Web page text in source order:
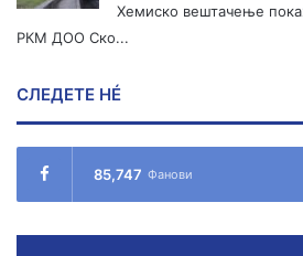
Хемиско вештачење
РКМ ДОО Ско...
СЛЕДЕТЕ НÉ
85,747 Фанови